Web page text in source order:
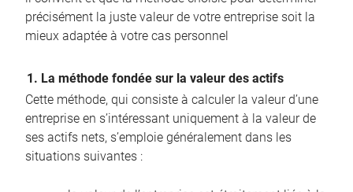
précisément la juste valeur de votre entreprise soit la
mieux adaptée à votre cas personnel
1. La méthode fondée sur la valeur des actifs
Cette méthode, qui consiste à calculer la valeur d’une
entreprise en s’intéressant uniquement à la valeur de
ses actifs nets, s’emploie généralement dans les
situations suivantes :